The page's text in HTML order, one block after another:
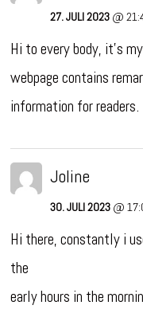
27. JULI 2023 @
Hi to every body, it’s
webpage contains
information for readers.
Joline
30. JULI 2023 @
Hi there, constantly i
the
early hours in the